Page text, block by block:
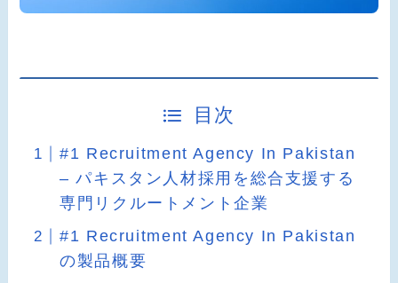
目次
#1 Recruitment Agency In Pakistan
– パキスタン人材採用を総合支援する
専門リクルートメント企業
#1 Recruitment Agency In Pakistan
の製品概要